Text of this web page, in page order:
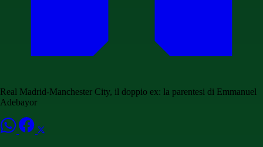
Real Madrid-Manchester City, il doppio ex: la parentesi di Emmanuel
Adebayor